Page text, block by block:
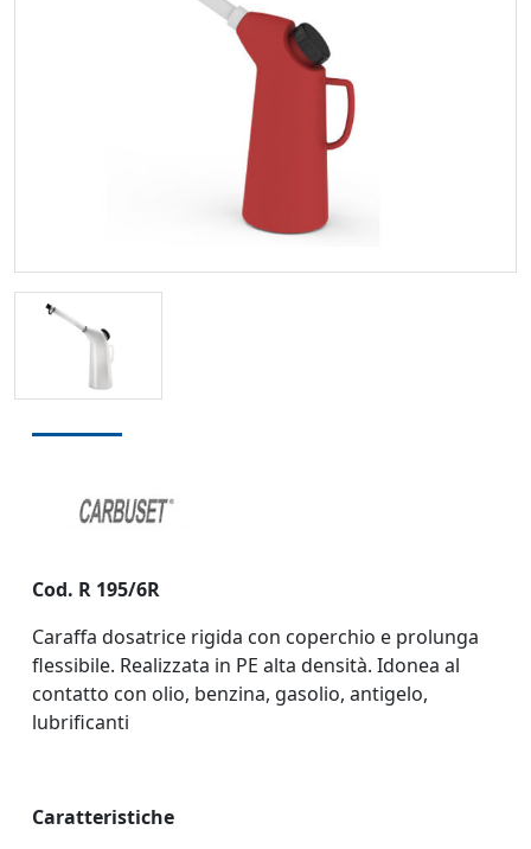
Cod. R 195/6R
Caraffa dosatrice rigida con coperchio e prolunga
flessibile. Realizzata in PE alta densità. Idonea al
contatto con olio, benzina, gasolio, antigelo,
lubrificanti
Caratteristiche